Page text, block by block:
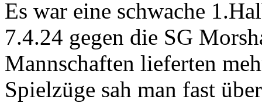
Es war eine schwache
7.4.24 gegen die SG
Mannschaften lieferten
Spielzüge sah man fast